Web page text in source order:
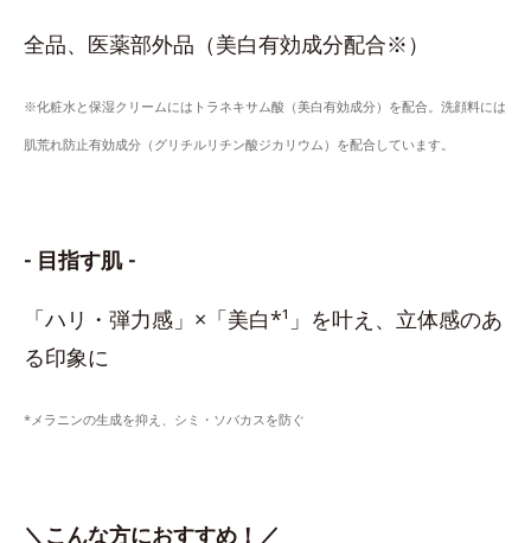
全品、医薬部外品（美白有効成分配合※）
※化粧水と保湿クリームにはトラネキサム酸（美白有効成分）を配合。洗顔料には
肌荒れ防止有効成分（グリチルリチン酸ジカリウム）を配合しています。
- 目指す肌 -
「ハリ・弾力感」×「美白*¹」を叶え、立体感のあ
る印象に
*メラニンの生成を抑え、シミ・ソバカスを防ぐ
＼こんな方におすすめ！／